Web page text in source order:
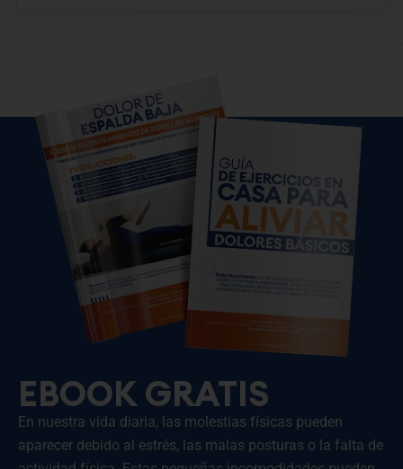
EBOOK GRATIS
En nuestra vida diaria, las molestias físicas pueden
aparecer debido al estrés, las malas posturas o la falta de